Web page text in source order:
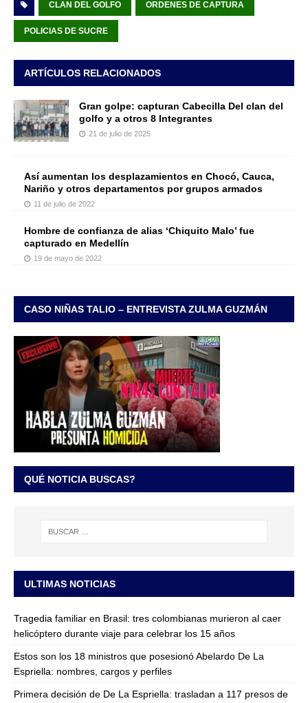
CLAN DEL GOLFO ORDENES DE CAPTURA
POLICIAS DE SUCRE
ARTÍCULOS RELACIONADOS
Gran golpe: capturan Cabecilla Del clan del
golfo y a otros 8 Integrantes
21 de julio de 2025
Así aumentan los desplazamientos en Chocó, Cauca,
Nariño y otros departamentos por grupos armados
11 de julio de 2022
Hombre de confianza de alias ‘Chiquito Malo’ fue
capturado en Medellín
19 de mayo de 2022
CASO NIÑAS TALIO – ENTREVISTA ZULMA GUZMÁN
QUÉ NOTICIA BUSCAS?
ULTIMAS NOTICIAS
Tragedia familiar en Brasil: tres colombianas murieron al caer
helicóptero durante viaje para celebrar los 15 años
Estos son los 18 ministros que posesionó Abelardo De La
Espriella: nombres, cargos y perfiles
Primera decisión de De La Espriella: trasladan a 117 presos de